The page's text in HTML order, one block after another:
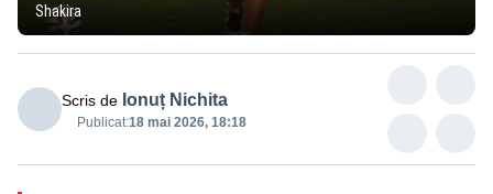
Shakira
Scris de Ionuț Nichita
Publicat:18 mai 2026, 18:18